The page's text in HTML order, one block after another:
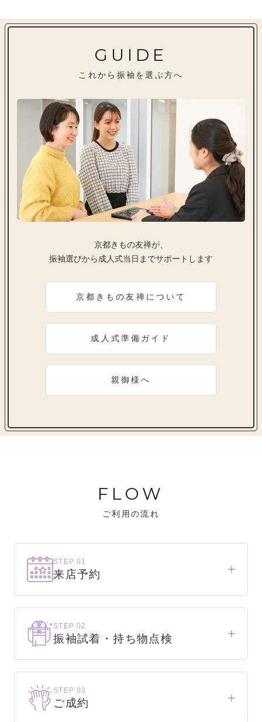
GUIDE
これから振袖を選ぶ方へ
京都きもの友禅が、
振袖選びから成人式当日までサポートします
京都きもの友禅について
成人式準備ガイド
親御様へ
FLOW
ご利用の流れ
STEP 01
来店予約
まずはお気軽にご来店ください。
STEP 02
振袖試着・持ち物点検
お気に入りの振袖が見つかるまで、何着でも
試着できます。
STEP 03
ご成約